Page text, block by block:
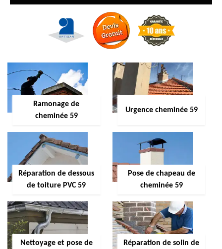
Ramonage de
cheminée 59
Urgence cheminée 59
Réparation de dessous
de toiture PVC 59
Pose de chapeau de
cheminée 59
Nettoyage et pose de
Réparation de solin de